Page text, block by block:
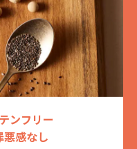
ンフリー
悪感なし